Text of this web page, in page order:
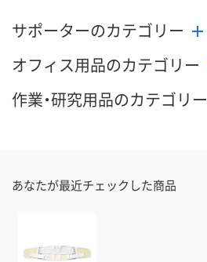
サポーターのカテゴリー
オフィス用品のカテゴリー
作業・研究用品のカテゴリー
あなたが最近チェックした商品